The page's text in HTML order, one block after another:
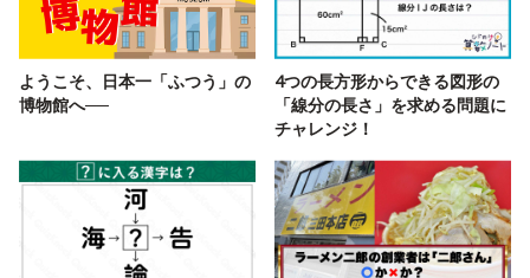
ようこそ、日本一「ふつう」の
博物館へ──
4つの長方形からできる図形の
「線分の長さ」を求める問題に
チャレンジ！